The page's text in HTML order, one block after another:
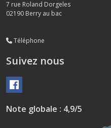
7 rue Roland Dorgeles
02190 Berry au bac
Téléphone
Suivez nous
Note globale : 4,9/5